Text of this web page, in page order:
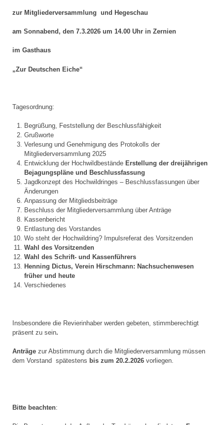
zur Mitgliederversammlung und Hegeschau
am Sonnabend, den 7.3.2026 um 14.00 Uhr in Zernien
im Gasthaus
„Zur Deutschen Eiche“
Tagesordnung:
Begrüßung, Feststellung der Beschlussfähigkeit
Grußworte
Verlesung und Genehmigung des Protokolls der
Mitgliederversammlung 2025
Entwicklung der Hochwildbestände Erstellung der dreijährigen
Bejagungspläne und Beschlussfassung
Jagdkonzept des Hochwildringes – Beschlussfassungen über
Änderungen
Anpassung der Mitgliedsbeiträge
Beschluss der Mitgliederversammlung über Anträge
Kassenbericht
Entlastung des Vorstandes
Wo steht der Hochwildring? Impulsreferat des Vorsitzenden
Wahl des Vorsitzenden
Wahl des Schrift- und Kassenführers
Henning Dictus, Verein Hirschmann: Nachsuchenwesen
früher und heute
Verschiedenes
Insbesondere die Revierinhaber werden gebeten, stimmberechtigt
präsent zu sein.
Anträge zur Abstimmung durch die Mitgliederversammlung müssen
dem Vorstand spätestens bis zum 20.2.2026 vorliegen.
Bitte beachten: